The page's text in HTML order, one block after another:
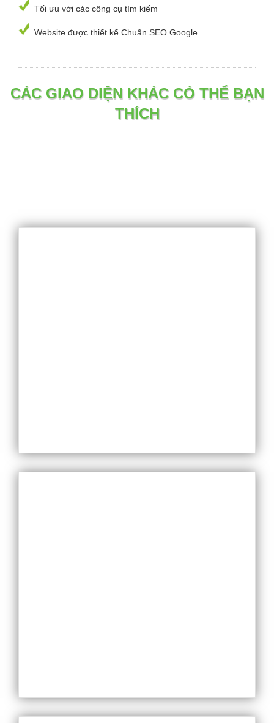
Tối ưu với các công cụ tìm kiếm
Website được thiết kế Chuẩn SEO Google
CÁC GIAO DIỆN KHÁC CÓ THỂ BẠN
THÍCH